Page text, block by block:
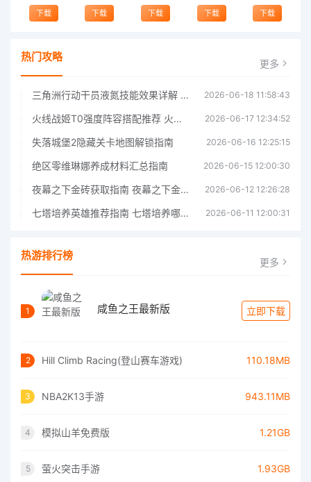
下载 下载 下载 下载 下载
热门攻略 更多
三角洲行动干员液氮技能效果详解 三角洲行动干员液氮技能介绍 2026-06-18 11:58:43
火线战姬T0强度阵容搭配推荐 火线战姬T0强度阵容哪个好 2026-06-17 12:34:52
失落城堡2隐藏关卡地图解锁指南 2026-06-16 12:25:15
绝区零维琳娜养成材料汇总指南 2026-06-15 12:00:30
夜幕之下金砖获取指南 夜幕之下金砖获取方法 2026-06-12 12:26:28
七塔培养英雄推荐指南 七塔培养哪个英雄好 2026-06-11 12:00:31
热游排行榜 更多
1 咸鱼之王最新版 立即下载
2 Hill Climb Racing(登山赛车游戏) 110.18MB
3 NBA2K13手游 943.11MB
4 模拟山羊免费版 1.21GB
5 萤火突击手游 1.93GB